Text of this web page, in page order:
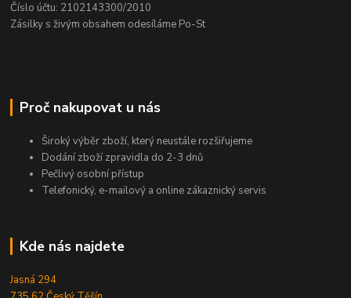
Číslo účtu: 2102143300/2010
Zásilky s živým obsahem odesíláme Po-St
Proč nakupovat u nás
Široký výběr zboží, který neustále rozšiřujeme
Dodání zboží zpravidla do 2-3 dnů
Pečlivý osobní přístup
Telefonický, e-mailový a online zákaznický servis
Kde nás najdete
Jasná 294